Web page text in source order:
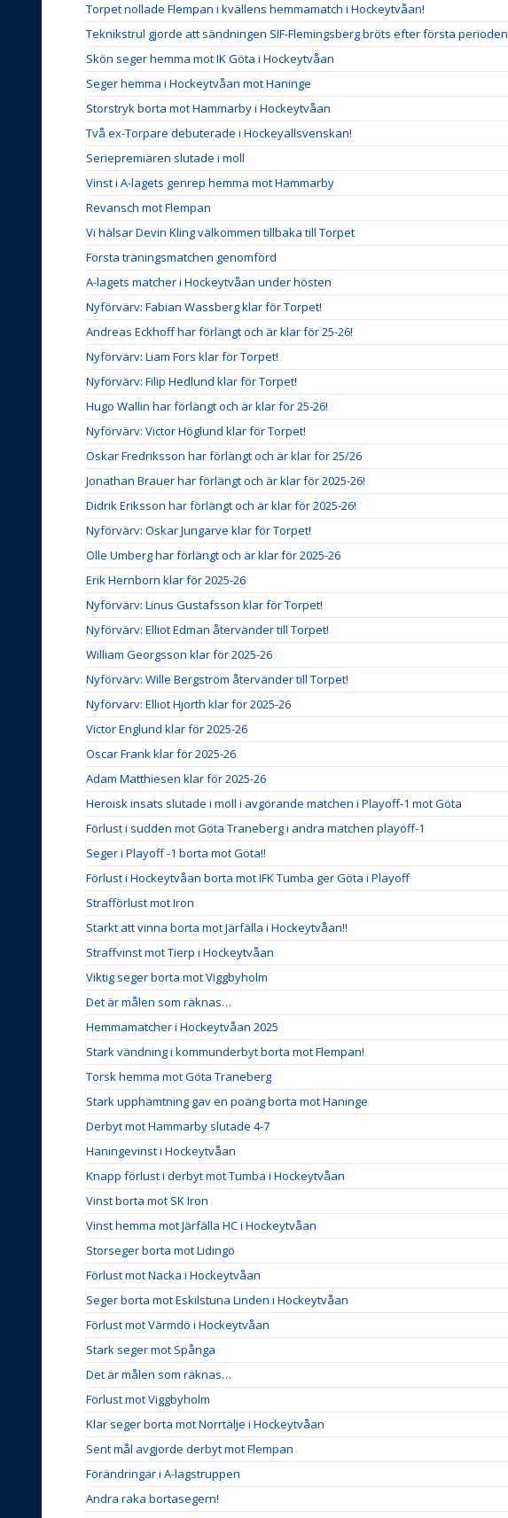
Torpet nollade Flempan i kvällens hemmamatch i Hockeytvåan!
Teknikstrul gjorde att sändningen SIF-Flemingsberg bröts efter första perioden
Skön seger hemma mot IK Göta i Hockeytvåan
Seger hemma i Hockeytvåan mot Haninge
Storstryk borta mot Hammarby i Hockeytvåan
Två ex-Torpare debuterade i Hockeyallsvenskan!
Seriepremiären slutade i moll
Vinst i A-lagets genrep hemma mot Hammarby
Revansch mot Flempan
Vi hälsar Devin Kling välkommen tillbaka till Torpet
Första träningsmatchen genomförd
A-lagets matcher i Hockeytvåan under hösten
Nyförvärv: Fabian Wassberg klar för Torpet!
Andreas Eckhoff har förlängt och är klar för 25-26!
Nyförvärv: Liam Fors klar för Torpet!
Nyförvärv: Filip Hedlund klar för Torpet!
Hugo Wallin har förlängt och är klar för 25-26!
Nyförvärv: Victor Höglund klar för Torpet!
Oskar Fredriksson har förlängt och är klar för 25/26
Jonathan Brauer har förlängt och är klar för 2025-26!
Didrik Eriksson har förlängt och är klar för 2025-26!
Nyförvärv: Oskar Jungarve klar för Torpet!
Olle Umberg har förlängt och är klar för 2025-26
Erik Hernborn klar för 2025-26
Nyförvärv: Linus Gustafsson klar för Torpet!
Nyförvärv: Elliot Edman återvänder till Torpet!
William Georgsson klar för 2025-26
Nyförvärv: Wille Bergström återvänder till Torpet!
Nyförvärv: Elliot Hjorth klar för 2025-26
Victor Englund klar för 2025-26
Oscar Frank klar för 2025-26
Adam Matthiesen klar för 2025-26
Heroisk insats slutade i moll i avgörande matchen i Playoff-1 mot Göta
Förlust i sudden mot Göta Traneberg i andra matchen playoff-1
Seger i Playoff -1 borta mot Göta!!
Förlust i Hockeytvåan borta mot IFK Tumba ger Göta i Playoff
Strafförlust mot Iron
Starkt att vinna borta mot Järfälla i Hockeytvåan!!
Straffvinst mot Tierp i Hockeytvåan
Viktig seger borta mot Viggbyholm
Det är målen som räknas…
Hemmamatcher i Hockeytvåan 2025
Stark vändning i kommunderbyt borta mot Flempan!
Torsk hemma mot Göta Traneberg
Stark upphämtning gav en poäng borta mot Haninge
Derbyt mot Hammarby slutade 4-7
Haningevinst i Hockeytvåan
Knapp förlust i derbyt mot Tumba i Hockeytvåan
Vinst borta mot SK Iron
Vinst hemma mot Järfälla HC i Hockeytvåan
Storseger borta mot Lidingö
Förlust mot Nacka i Hockeytvåan
Seger borta mot Eskilstuna Linden i Hockeytvåan
Förlust mot Värmdö i Hockeytvåan
Stark seger mot Spånga
Det är målen som räknas…
Förlust mot Viggbyholm
Klar seger borta mot Norrtälje i Hockeytvåan
Sent mål avgjorde derbyt mot Flempan
Förändringar i A-lagstruppen
Andra raka bortasegern!